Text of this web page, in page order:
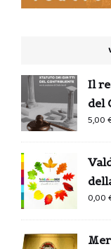
Il
del
5,00
0,00